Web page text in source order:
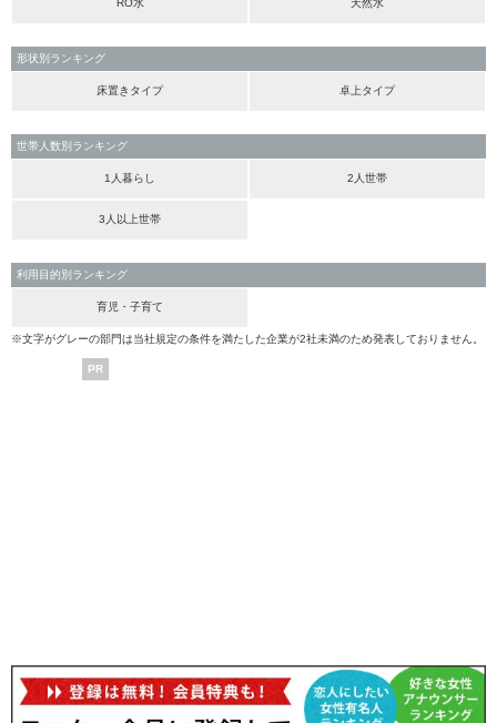
RO水 天然水
形状別ランキング
床置きタイプ 卓上タイプ
世帯人数別ランキング
1人暮らし 2人世帯
3人以上世帯
利用目的別ランキング
育児・子育て
※文字がグレーの部門は当社規定の条件を満たした企業が2社未満のため発表しておりません。
PR